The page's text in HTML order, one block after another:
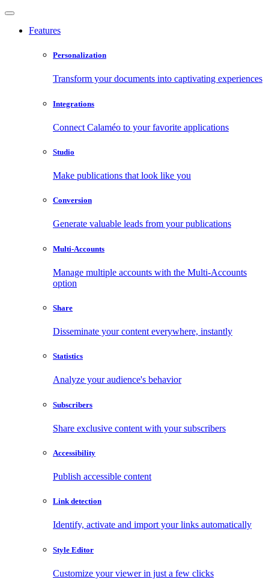
Features
Personalization
Transform your documents into captivating experiences
Integrations
Connect Calaméo to your favorite applications
Studio
Make publications that look like you
Conversion
Generate valuable leads from your publications
Multi-Accounts
Manage multiple accounts with the Multi-Accounts
option
Share
Disseminate your content everywhere, instantly
Statistics
Analyze your audience's behavior
Subscribers
Share exclusive content with your subscribers
Accessibility
Publish accessible content
Link detection
Identify, activate and import your links automatically
Style Editor
Customize your viewer in just a few clicks